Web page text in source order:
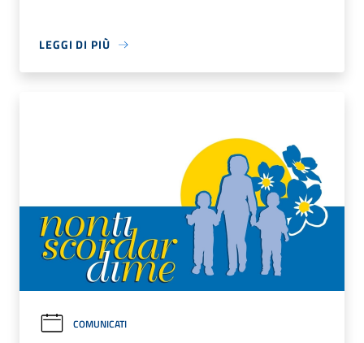
LEGGI DI PIÙ
COMUNICATI